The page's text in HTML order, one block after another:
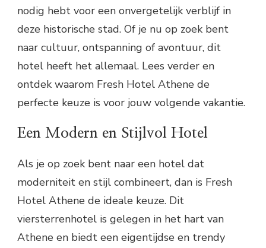
nodig hebt voor een onvergetelijk verblijf in
deze historische stad. Of je nu op zoek bent
naar cultuur, ontspanning of avontuur, dit
hotel heeft het allemaal. Lees verder en
ontdek waarom Fresh Hotel Athene de
perfecte keuze is voor jouw volgende vakantie.
Een Modern en Stijlvol Hotel
Als je op zoek bent naar een hotel dat
moderniteit en stijl combineert, dan is Fresh
Hotel Athene de ideale keuze. Dit
viersterrenhotel is gelegen in het hart van
Athene en biedt een eigentijdse en trendy